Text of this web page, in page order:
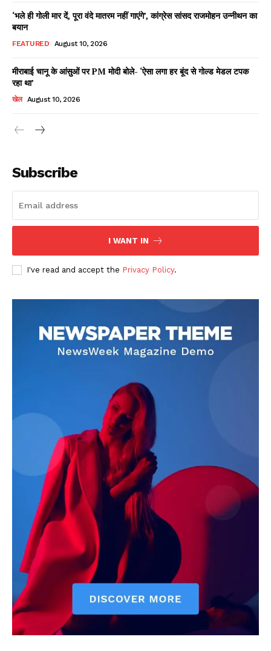
Facebook
X WhatsApp
Share
Read Latest News on AIN
DOWNLOAD NOW
AIN NEWS 1
Contact Us
About Us
Privacy Policy
Terms of Use Agreement
Facebook
X WhatsApp
Share
‘भले ही गोली मार दें, पूरा वंदे मातरम नहीं गाएंगे’, कांग्रेस सांसद राजमोहन उन्नीथन का
बयान
FEATURED August 10, 2026
मीराबाई चानू के आंसुओं पर PM मोदी बोले- ‘ऐसा लगा हर बूंद से गोल्ड मेडल टपक
रहा था’
खेल August 10, 2026
Subscribe
I WANT IN
I've read and accept the Privacy Policy.